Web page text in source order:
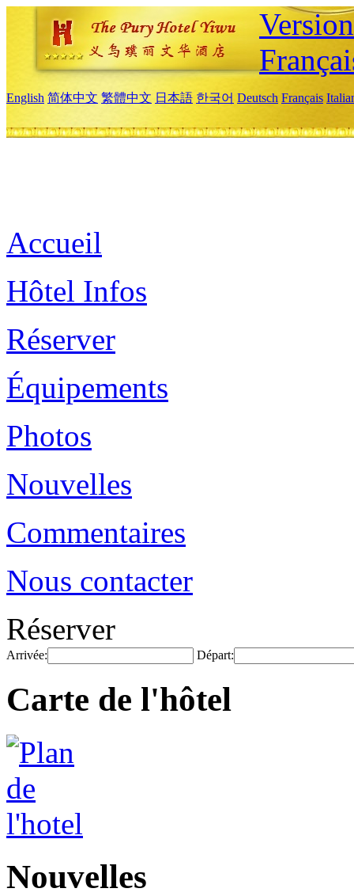
English 简体中文 繁體中文 日本語 한국어 Deutsch Français
Accueil
Hôtel Infos
Réserver
Équipements
Photos
Nouvelles
Commentaires
Nous contacter
Réserver
Arrivée: Départ:
Carte de l'hôtel
Nouvelles